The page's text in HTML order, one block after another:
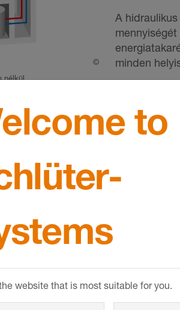
©
Schlueter-Systems
nélkül.
A
minden
to
website that is most suitable for you.